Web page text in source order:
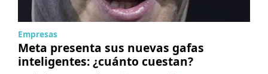
Empresas
Meta presenta sus nuevas gafas
inteligentes: ¿cuánto cuestan?